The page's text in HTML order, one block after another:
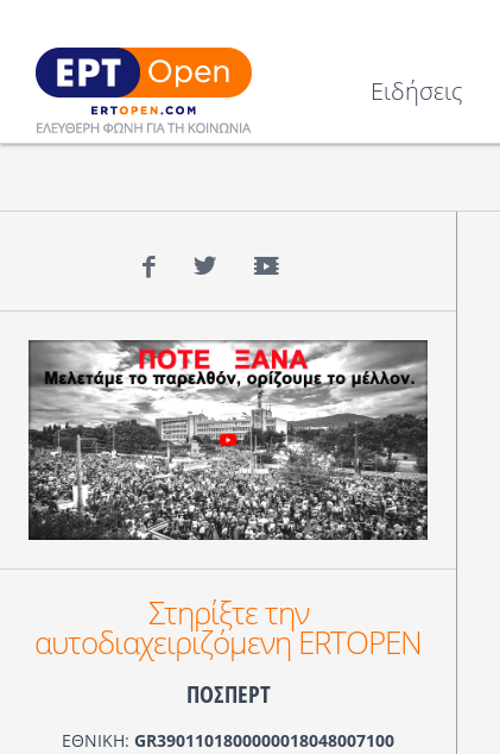
Ειδήσεις
Facebook
TwitterYouTube
Στηρίξτε την
αυτοδιαχειριζόμενη ERTOPEN
ΠΟΣΠΕΡΤ
ΕΘΝΙΚΗ: GR3901101800000018048007100